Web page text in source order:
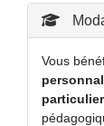
Vous